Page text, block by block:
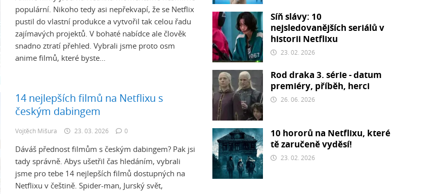
populární. Nikoho tedy asi nepřekvapí, že se Netflix
pustil do vlastní produkce a vytvořil tak celou řadu
zajímavých projektů. V bohaté nabídce ale člověk
snadno ztratí přehled. Vybrali jsme proto osm
anime filmů, které byste…
14 nejlepších filmů na Netflixu s
českým dabingem
Vojtěch Mišura 23. 03. 2026 0
Dáváš přednost filmům s českým dabingem? Pak jsi
tady správně. Abys ušetřil čas hledáním, vybrali
jsme pro tebe 14 nejlepších filmů dostupných na
Netflixu v češtině. Spider-man, Jurský svět,
Síň slávy: 10
nejsledovanějších seriálů v
historii Netflixu
23. 02. 2026
Rod draka 3. série - datum
premiéry, příběh, herci
26. 06. 2026
10 hororů na Netflixu, které
tě zaručeně vyděsí!
23. 02. 2026